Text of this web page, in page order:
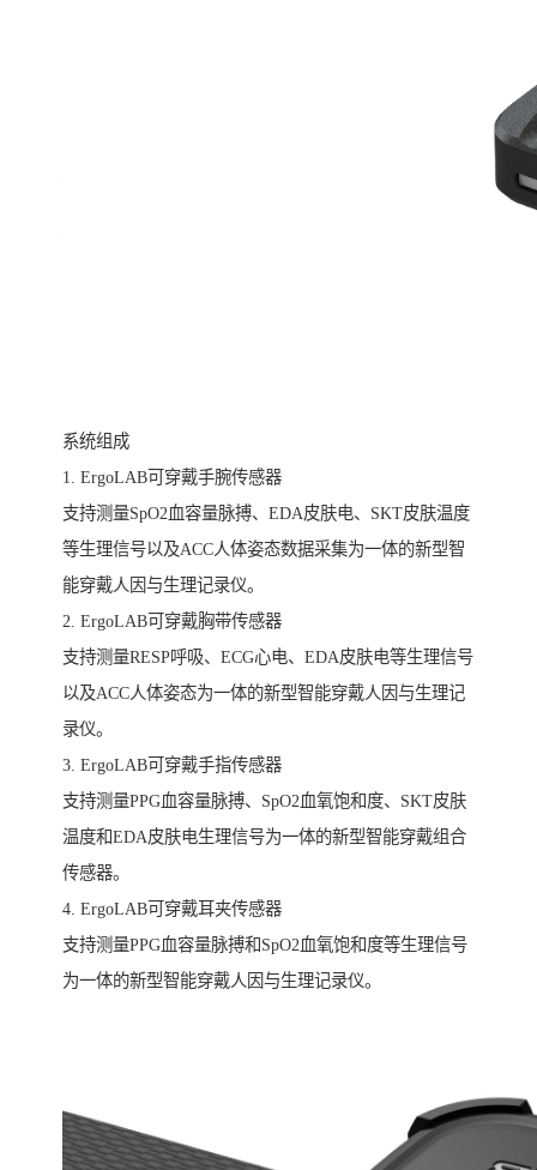
系统组成
1. ErgoLAB可穿戴手腕传感器
支持测量SpO2血容量脉搏、EDA皮肤电、SKT皮肤温度
等生理信号以及ACC人体姿态数据采集为一体的新型智
能穿戴人因与生理记录仪。
2. ErgoLAB可穿戴胸带传感器
支持测量RESP呼吸、ECG心电、EDA皮肤电等生理信号
以及ACC人体姿态为一体的新型智能穿戴人因与生理记
录仪。
3. ErgoLAB可穿戴手指传感器
支持测量PPG血容量脉搏、SpO2血氧饱和度、SKT皮肤
温度和EDA皮肤电生理信号为一体的新型智能穿戴组合
传感器。
4. ErgoLAB可穿戴耳夹传感器
支持测量PPG血容量脉搏和SpO2血氧饱和度等生理信号
为一体的新型智能穿戴人因与生理记录仪。